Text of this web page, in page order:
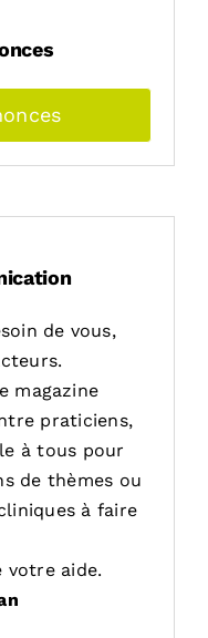
de vous,
magazine
praticiens,
à tous pour
de thèmes ou
à faire
votre aide.